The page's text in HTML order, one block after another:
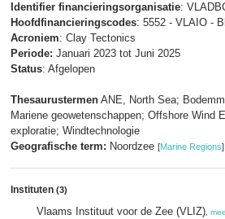
Identifier financieringsorganisatie:
Hoofdfinancieringscodes: 5552 - VLAIO -
Acroniem: Clay Tectonics
Periode: Januari 2023 tot Juni 2025
Status: Afgelopen
Thesaurustermen ANE, North Sea;
Mariene geowetenschappen; Offshore Wind
exploratie; Windtechnologie
Geografische term: Noordzee [Marine Regions]
Instituten (3)
Vlaams Instituut voor de Zee (VLIZ)